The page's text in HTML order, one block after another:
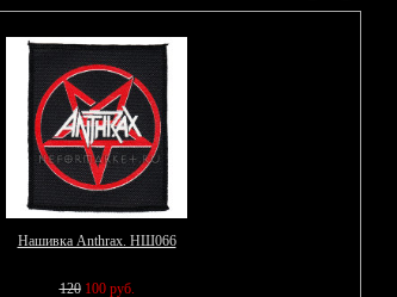
Нашивка Anthrax. НШ066
120 100 руб.